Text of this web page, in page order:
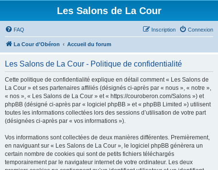
Les Salons de La Cour
FAQ Connexion
Inscription
La Cour d’Obéron Accueil du forum
Les Salons de La Cour - Politique de confidentialité
Cette politique de confidentialité explique en détail comment « Les Salons de
La Cour » et ses partenaires affiliés (désignés ci-après par « nous », « notre »,
« nos », « Les Salons de La Cour » et « https://couroberon.com/Salons ») et
phpBB (désigné ci-après par « logiciel phpBB » et « phpBB Limited ») utilisent
toutes les informations collectées lors des sessions d’utilisation de votre part
(désignées ci-après par « vos informations »).
Vos informations sont collectées de deux manières différentes. Premièrement,
en naviguant sur « Les Salons de La Cour », le logiciel phpBB génèrera un
certain nombre de cookies qui sont de petits fichiers téléchargés
temporairement par le navigateur internet de votre ordinateur. Les deux